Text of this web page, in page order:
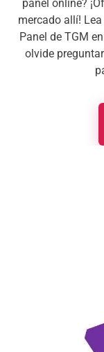
panel online?
mercado allí!
Panel de TGM
olvide